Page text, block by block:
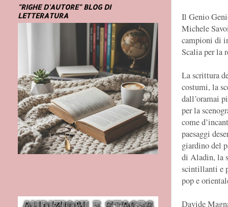
Il Genio
Michele
campioni di
Scalia per la
La scrittura
costumi, la
dall’oramai
per la
come
paesaggi
giardino del
di Aladin, la
scintillanti e
pop e
Davide
"RIGHE D'AUTORE" BLOG DI
LETTERATURA